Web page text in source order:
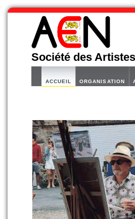
Société des
ACCUEIL ORGANISATION